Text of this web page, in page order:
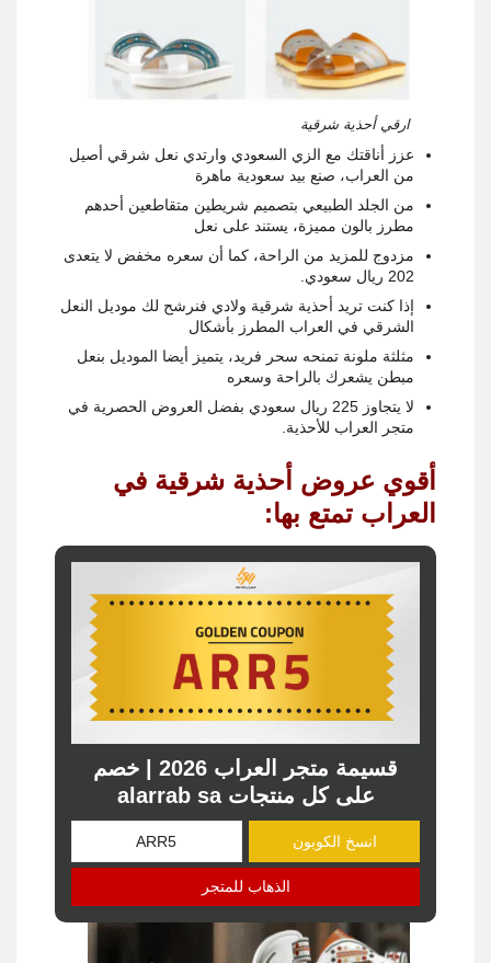
ارقي أحذية شرقية
عزز أناقتك مع الزي السعودي وارتدي نعل شرقي أصيل
من العراب، صنع بيد سعودية ماهرة
من الجلد الطبيعي بتصميم شريطين متقاطعين أحدهم
مطرز بالون مميزة، يستند على نعل
مزدوج للمزيد من الراحة، كما أن سعره مخفض لا يتعدى
202 ريال سعودي.
إذا كنت تريد أحذية شرقية ولادي فنرشح لك موديل النعل
الشرقي في العراب المطرز بأشكال
مثلثة ملونة تمنحه سحر فريد، يتميز أيضا الموديل بنعل
مبطن يشعرك بالراحة وسعره
لا يتجاوز 225 ريال سعودي بفضل العروض الحصرية في
متجر العراب للأحذية.
أقوي عروض أحذية شرقية في
العراب تمتع بها:
قسيمة متجر العراب 2026 | خصم
على كل منتجات alarrab sa
انسخ الكوبون
الذهاب للمتجر